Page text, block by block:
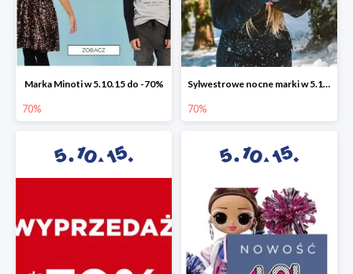
Marka Minoti w 5.10.15 do -70%
70%
Sylwestrowe nocne marki w 5.10.15 do -70%
70%